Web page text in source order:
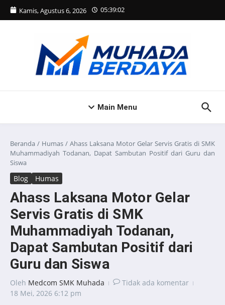
Lewati ke konten
Kamis, Agustus 6, 2026 05:39:02
Main Menu
Beranda / Humas / Ahass Laksana Motor Gelar Servis Gratis di SMK
Muhammadiyah Todanan, Dapat Sambutan Positif dari Guru dan
Siswa
Blog Humas
Ahass Laksana Motor Gelar
Servis Gratis di SMK
Muhammadiyah Todanan,
Dapat Sambutan Positif dari
Guru dan Siswa
Oleh Medcom SMK Muhada
Tidak ada komentar
18 Mei, 2026 6:12 pm